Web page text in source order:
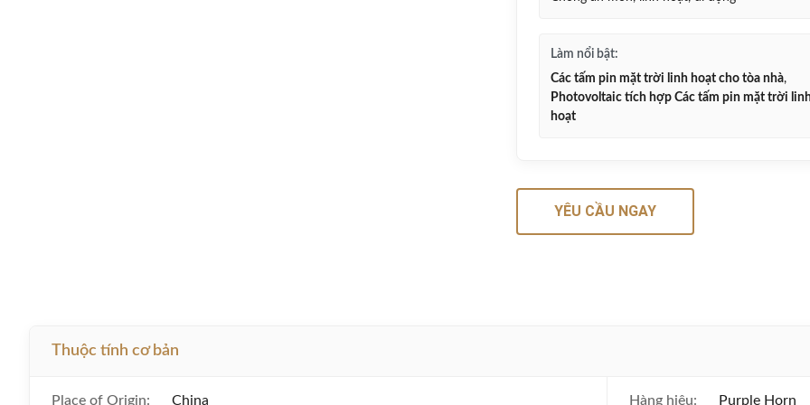
Làm nổi bật:
Các tấm pin mặt trời linh hoạt cho tòa nhà,
Photovoltaic tích hợp Các tấm pin mặt trời
hoạt
YÊU CẦU NGAY
Thuộc tính cơ bản
Place of Origin: China Hàng hiệu: Purple Horn